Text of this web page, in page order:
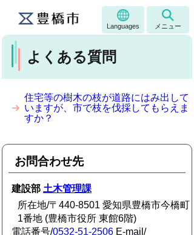
Languages メニュー
よくある質問
住宅等の樹木の枝が道路にはみ出して
いますが、市で枝を伐採してもらえま
すか？
お問合わせ先
建設部 土木管理課
所在地/〒440-8501 愛知県豊橋市今橋町
1番地 (豊橋市役所 東館6階)
電話番号/0532-51-2506 E-mail/